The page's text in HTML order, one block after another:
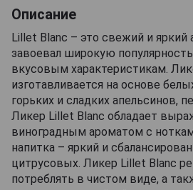
Описание
Lillet Blanc – это свежий и яркий
завоевал широкую
вкусовым характеристикам.
изготавливается на основе
горьких и сладких апельсинов,
Ликер Lillet Blanc обладает
виноградным ароматом с
напитка – яркий и
цитрусовых. Ликер Lillet Blanc
потреблять в чистом виде, а